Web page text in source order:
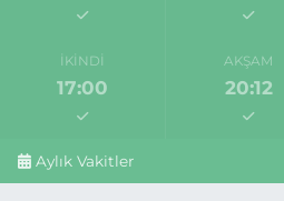
İKINDI
17:00
AKŞAM
20:12
Aylık Vakitler